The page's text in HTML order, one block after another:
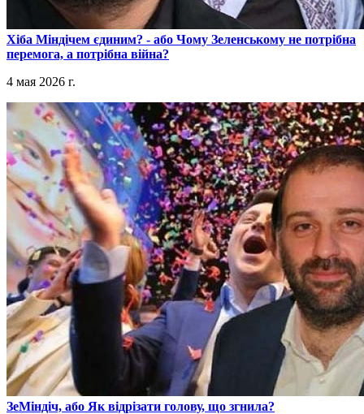
​Хіба Міндічем єдиним? - або Чому Зеленському не потрібна
перемога, а потрібна війна?
4 мая 2026 г.
​ЗеМіндіч, або Як відрізати голову, що згнила?